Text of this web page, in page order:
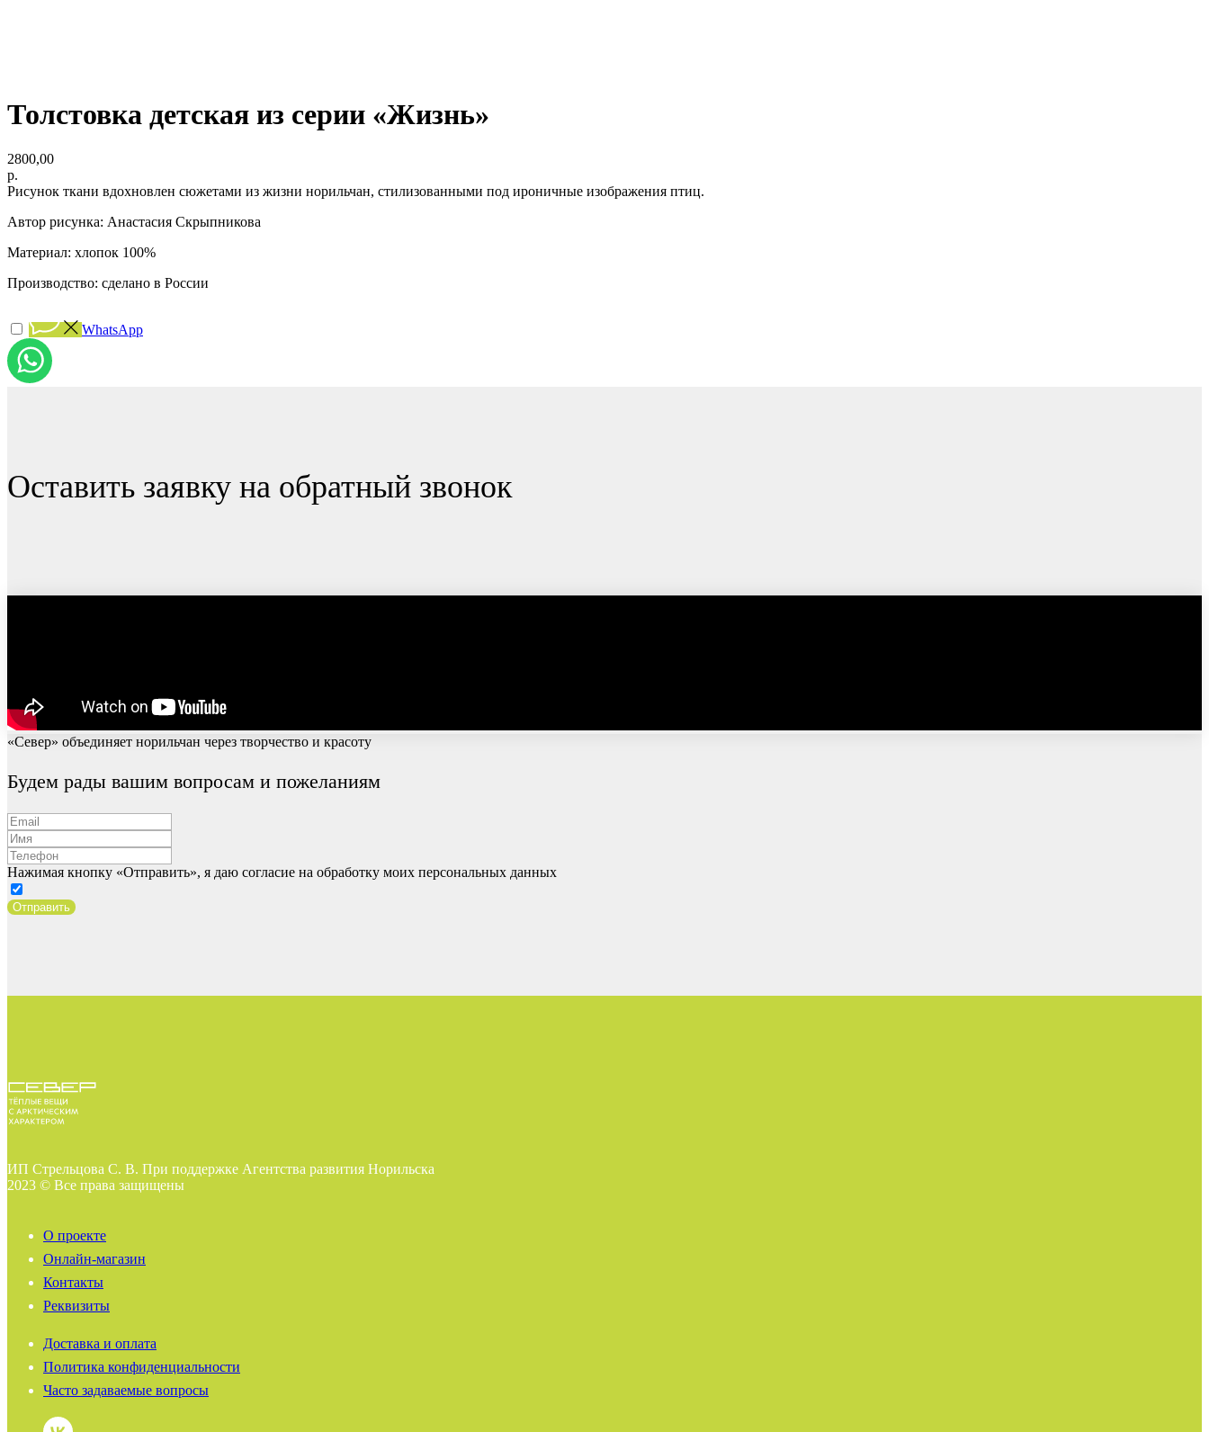
Толстовка детская из серии «Жизнь»
2800,00
р.
Рисунок ткани вдохновлен сюжетами из жизни норильчан, стилизованными под ироничные изображения птиц.
Автор рисунка: Анастасия Скрыпникова
Материал: хлопок 100%
Производство: сделано в России
WhatsApp
Оставить заявку на обратный звонок
«Север» объединяет норильчан через творчество и красоту
Будем рады вашим вопросам и пожеланиям
Нажимая кнопку «Отправить», я даю согласие на обработку моих персональных данных
Отправить
ИП Стрельцова С. В. При поддержке Агентства развития Норильска
2023 © Все права защищены
О проекте
Онлайн-магазин
Контакты
Реквизиты
Доставка и оплата
Политика конфиденциальности
Часто задаваемые вопросы